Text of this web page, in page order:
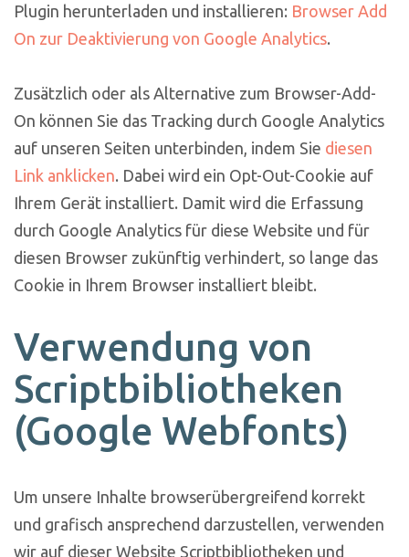
Plugin herunterladen und installieren: Browser Add
On zur Deaktivierung von Google Analytics.
Zusätzlich oder als Alternative zum Browser-Add-
On können Sie das Tracking durch Google Analytics
auf unseren Seiten unterbinden, indem Sie diesen
Link anklicken. Dabei wird ein Opt-Out-Cookie auf
Ihrem Gerät installiert. Damit wird die Erfassung
durch Google Analytics für diese Website und für
diesen Browser zukünftig verhindert, so lange das
Cookie in Ihrem Browser installiert bleibt.
Verwendung von
Scriptbibliotheken
(Google Webfonts)
Um unsere Inhalte browserübergreifend korrekt
und grafisch ansprechend darzustellen, verwenden
wir auf dieser Website Scriptbibliotheken und